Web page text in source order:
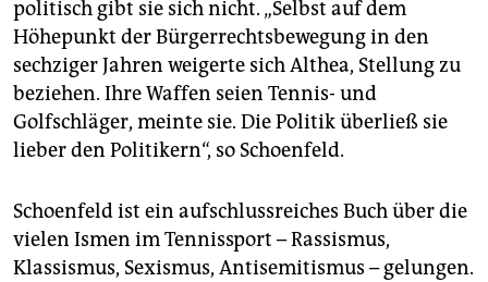
politisch gibt sie sich nicht. „Selbst auf dem
Höhepunkt der Bürgerrechtsbewegung in den
sechziger Jahren weigerte sich Althea, Stellung zu
beziehen. Ihre Waffen seien Tennis- und
Golfschläger, meinte sie. Die Politik überließ sie
lieber den Politikern“, so Schoenfeld.
Schoenfeld ist ein aufschlussreiches Buch über die
vielen Ismen im Tennissport – Rassismus,
Klassismus, Sexismus, Antisemitismus – gelungen.